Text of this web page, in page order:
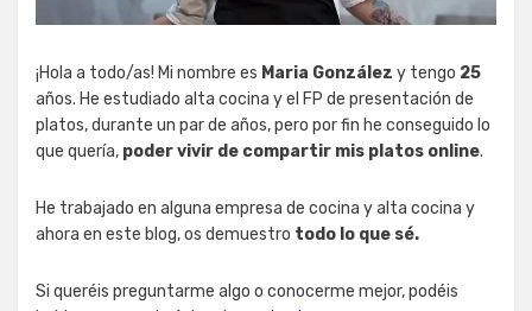
¡Hola a todo/as! Mi nombre es Maria González y tengo 25
años. He estudiado alta cocina y el FP de presentación de
platos, durante un par de años, pero por fin he conseguido lo
que quería, poder vivir de compartir mis platos online.
He trabajado en alguna empresa de cocina y alta cocina y
ahora en este blog, os demuestro todo lo que sé.
Si queréis preguntarme algo o conocerme mejor, podéis